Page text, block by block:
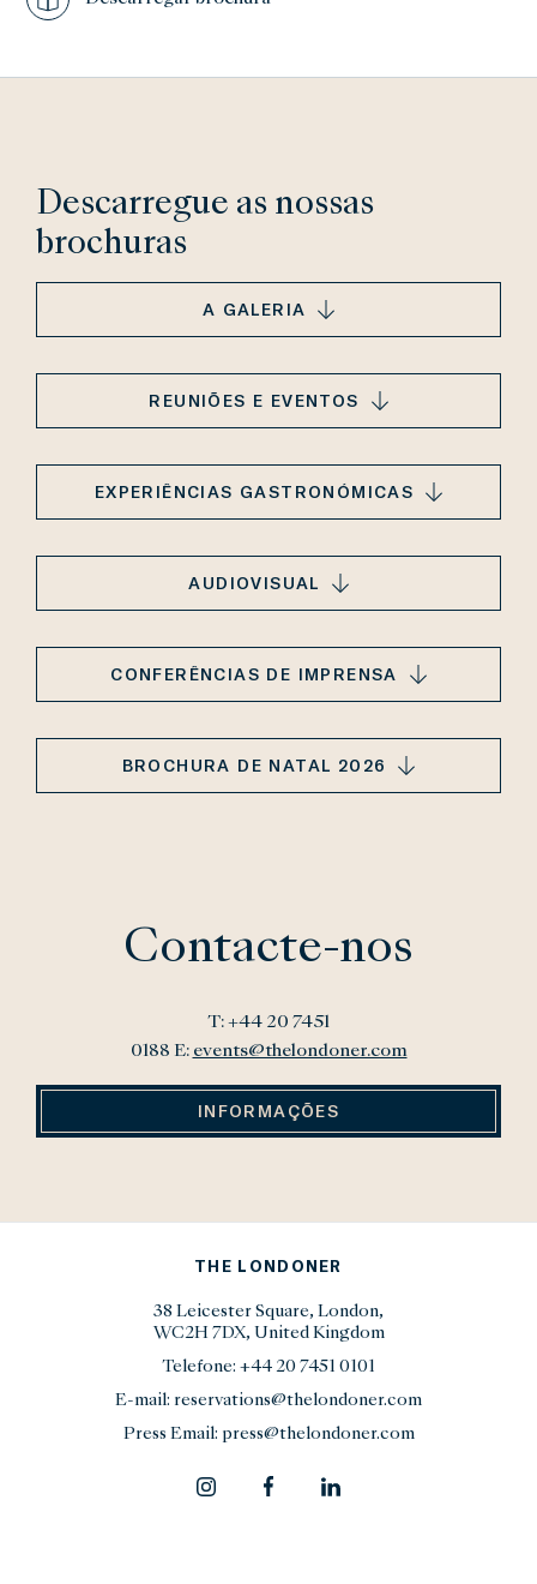
Descarregue as nossas
brochuras
A GALERIA
REUNIÕES E EVENTOS
EXPERIÊNCIAS GASTRONÓMICAS
AUDIOVISUAL
CONFERÊNCIAS DE IMPRENSA
BROCHURA DE NATAL 2026
Contacte-nos
T: +44 20 7451
0188 E: events@thelondoner.com
INFORMAÇÕES
THE LONDONER
38 Leicester Square, London,
WC2H 7DX, United Kingdom
Telefone: +44 20 7451 0101
E-mail: reservations@thelondoner.com
Press Email: press@thelondoner.com